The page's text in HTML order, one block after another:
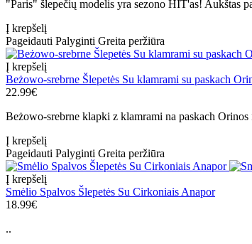
"Paris" šlepečių modelis yra sezono HIT'as! Aukštas
Į krepšelį
Pageidauti Palyginti Greita peržiūra
Į krepšelį
Beżowo-srebrne Šlepetės Su klamrami su paskach
22.99€
Beżowo-srebrne klapki z klamrami na paskach
Į krepšelį
Pageidauti Palyginti Greita peržiūra
Į krepšelį
Smėlio Spalvos Šlepetės Su Cirkoniais Anapor
18.99€
..